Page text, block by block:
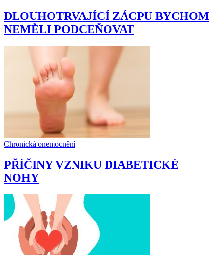
DLOUHOTRVAJÍCÍ ZÁCPU BYCHOM
NEMĚLI PODCEŇOVAT
Chronická onemocnění
PŘÍČINY VZNIKU DIABETICKÉ
NOHY